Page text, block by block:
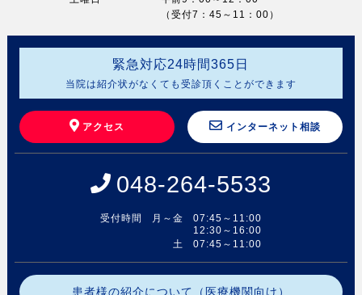
（受付7：45～11：00）
緊急対応24時間365 日
当院は紹介状がなくても受診頂くことができます
アクセス インターネット相談
048-264-5533
受付時間 月～金
07:45～11:00
12:30～16:00
土
07:45～11:00
患者様の紹介について（医療機関向け）